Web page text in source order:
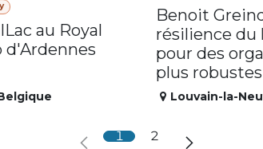
au Royal
d'Ardennes
Benoit
résilience du
pour des
plus robustes
Louvain-la-
1 2